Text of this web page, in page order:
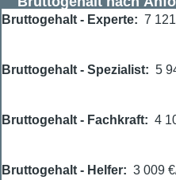
Bruttogehalt - Experte 7
Bruttogehalt - Spezialist 5
Bruttogehalt - Fachkraft 4
Bruttogehalt - Helfer 3 009